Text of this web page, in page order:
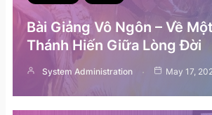
Bài Giảng Vô Ngôn – Về
Thánh Hiến Giữa Lòng Đời
System Administration May 17,